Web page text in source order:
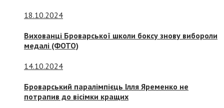
18.10.2024
Вихованці Броварської школи боксу знову вибороли
медалі (ФОТО)
14.10.2024
Броварський паралімпієць Ілля Яременко не
потрапив до вісімки кращих